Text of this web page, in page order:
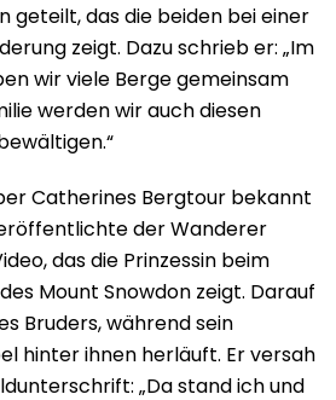
geteilt, das die beiden bei einer
zeigt. Dazu schrieb er: „Im
wir viele Berge gemeinsam
werden wir auch diesen
Catherines Bergtour bekannt
der Wanderer
das die Prinzessin beim
Mount Snowdon zeigt. Darauf
Bruders, während sein
hinter ihnen herläuft. Er versah
„Da stand ich und